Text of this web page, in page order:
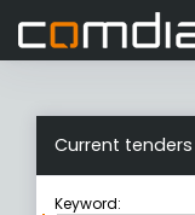
Current tenders
Keyword: